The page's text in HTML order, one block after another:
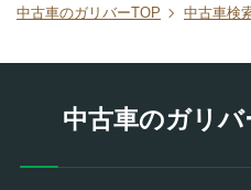
中古車のガリバーTOP 中古車検
中古車のガリ